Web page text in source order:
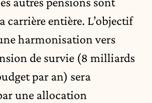
carrière entière. L’objectif
harmonisation vers
de survie (8 milliards
par an) sera
une allocation